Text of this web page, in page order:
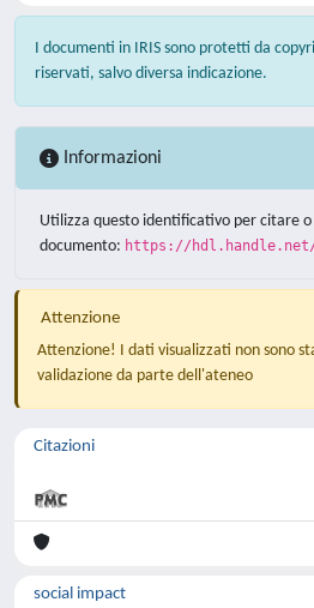
I documenti in IRIS sono protetti da
riservati, salvo diversa indicazione.
Informazioni
Utilizza questo identificativo per citare
documento: https://hdl.handle.net/
Attenzione
Attenzione! I dati visualizzati non sono
validazione da parte dell'ateneo
Citazioni
social impact